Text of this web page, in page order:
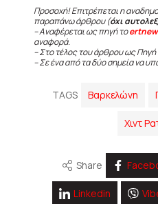
Προσοχή! Επιτρέπεται η
παραπάνω άρθρου (όχι
– Αναφέρεται ως πηγή το
αναφορά.
– Στο τέλος του άρθρου ως Πηγή
– Σε ένα από τα δύο σημεία να
TAGS Βαρκελώνη
Χιντ
Share
Linkedin